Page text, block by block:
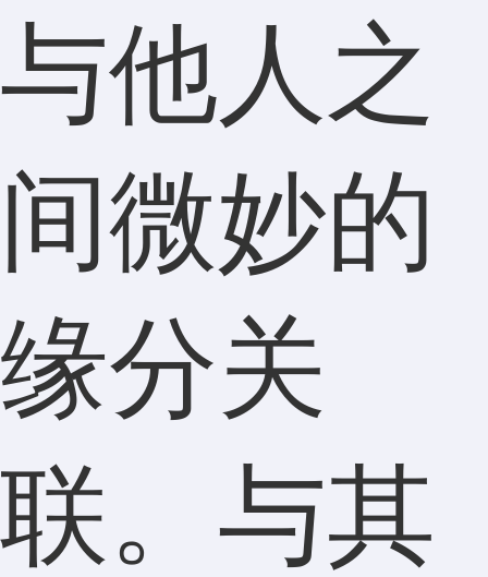
与他人之
间微妙的
缘分关
联。与其